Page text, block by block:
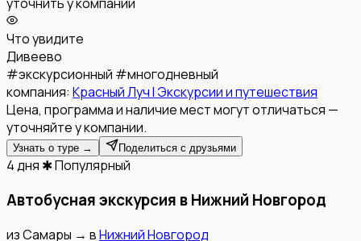
Что увидите
Дивеево
#экскурсионный #многодневный
компания: Красный Луч l Экскурсии и путешествия
Цена, программа и наличие мест могут отличаться —
уточняйте у компании.
Узнать о туре → Поделиться с друзьями
4 дня ✱ Популярный
Автобусная экскурсия в Нижний Новгород
изСамары → вНижний Новгород